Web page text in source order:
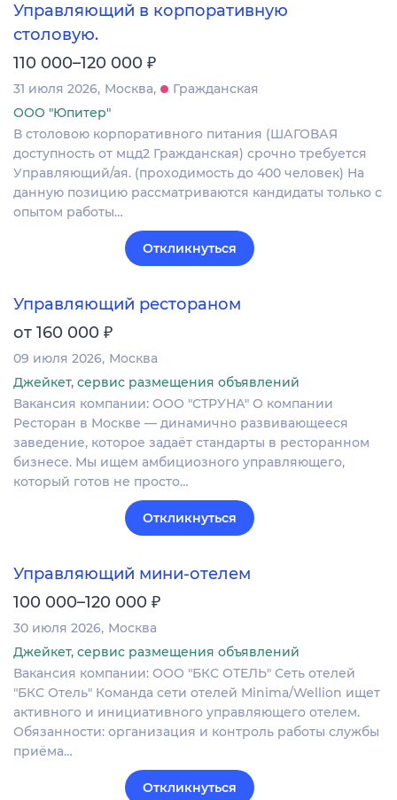
Управляющий в корпоративную
столовую.
110 000–120 000 ₽
31 июля 2026 Москва
Гражданская
ООО "Юпитер"
В столовою корпоративного питания (ШАГОВАЯ
доступность от мцд2 Гражданская) срочно требуется
Управляющий/ая. (проходимость до 400 человек) На
данную позицию рассматриваются кандидаты только с
опытом работы…
Откликнуться
Управляющий рестораном
от 160 000 ₽
09 июля 2026 Москва
Джейкет, сервис размещения объявлений
Вакансия компании: ООО "СТРУНА" О компании
Ресторан в Москве — динамично развивающееся
заведение, которое задаёт стандарты в ресторанном
бизнесе. Мы ищем амбициозного управляющего,
который готов не просто…
Откликнуться
Управляющий мини-отелем
100 000–120 000 ₽
30 июля 2026 Москва
Джейкет, сервис размещения объявлений
Вакансия компании: ООО "БКС ОТЕЛЬ" Сеть отелей
"БКС Отель" Команда сети отелей Minima/Wellion ищет
активного и инициативного управляющего отелем.
Обязанности: организация и контроль работы службы
приёма…
Откликнуться